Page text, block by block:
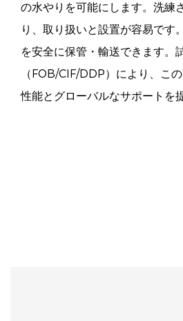
の水やりを可能にします。洗練
り、取り扱いと設置が容易です
を安全に保管・輸送できます。
（FOB/CIF/DDP）により、こ
性能とグローバルなサポートを